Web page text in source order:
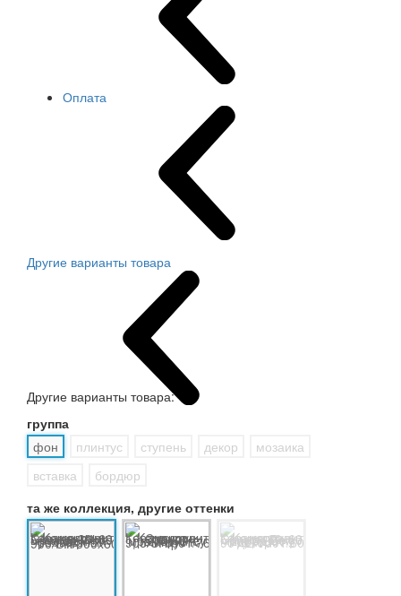
Оплата
Другие варианты товара
Другие варианты товара:
группа
фон
плинтус ступень декор
мозаика
вставка
бордюр
та же коллекция, другие оттенки